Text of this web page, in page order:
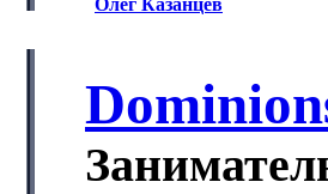
Олег Казанцев